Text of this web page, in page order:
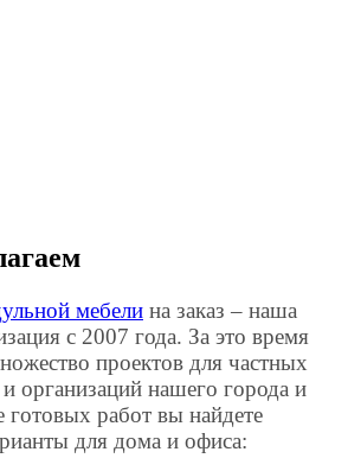
мебели на заказ – наша
с 2007 года. За это время
проектов для частных
организаций нашего города и
готовых работ вы найдете
для дома и офиса: